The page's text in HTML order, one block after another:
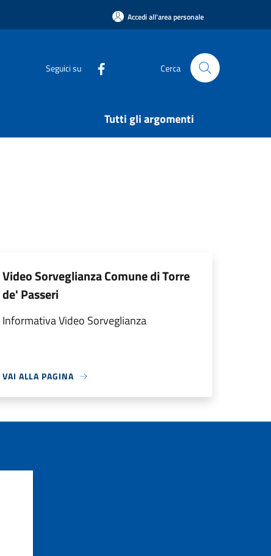
Accedi all'area personale
Seguici su Cerca
Tutti gli argomenti
Video Sorveglianza Comune di Torre
de' Passeri
Informativa Video Sorveglianza
VAI ALLA PAGINA